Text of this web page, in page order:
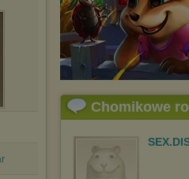
Chomikowe